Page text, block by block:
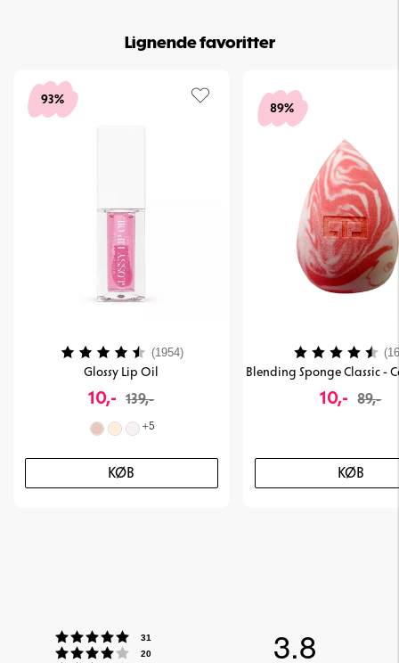
Lignende favoritter
93%
Glossy Lip Oil
10,- 139,-
+5
KØB
Vurdering: (1954) 4.2 ud af 5 stjerner
89%
10,- 89,-
KØB
Vurdering:
Vurdering:5 ud af 5 stjerner
31
Vurdering:4 ud af 5 stjerner
20 3.8